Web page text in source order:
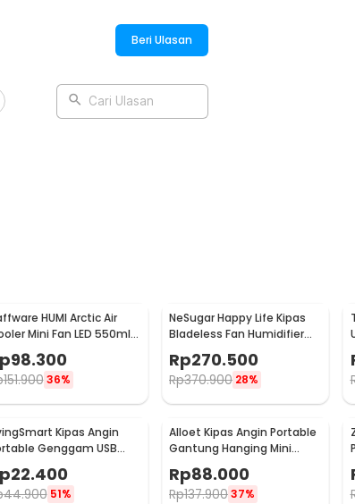
Beri Ulasan
Cari Ulasan
HUMI Arctic Air
Mini Fan LED 550ml
5V - AA-MC4
98.300
151.900 36%
NeSugar Happy Life Kipas
Bladeless Fan Humidifier
Rp270.500
Rp370.900 28%
Kipas Angin
Genggam USB
222.400
44.900 51%
Alloet Kipas Angin Portable
Gantung Hanging Mini
Cooling Fan 1800mAh -
DQ203
Rp88.000
Rp137.90037%